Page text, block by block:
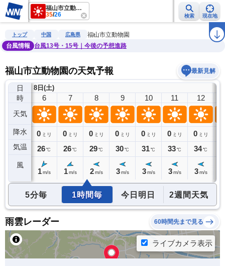
福山市立動物園
35/26 検索 現在地
雨雲レーダー 台風情報 地震情報 ラ
トップ 中国 広島県
福山市立動物園
台風情報
台風13号・15号｜今後の予想進路
福山市立動物園の天気予報 最新見解
日
時
天気
降水
気温
風
8日(土)
5
0ミリ
26℃
6
0 ミリ
26℃
1 m/s
7
0 ミリ
26℃
1 m/s
8
0 ミリ
29℃
2 m/s
9
0 ミリ
30℃
3 m/s
10
0 ミリ
31℃
3 m/s
11
0 ミリ
33℃
3 m/s
12
0 ミリ
34℃
3 m/s
5分毎 1時間毎 今日明日 2週間天気
雨雲レーダー 60時間先まで見る